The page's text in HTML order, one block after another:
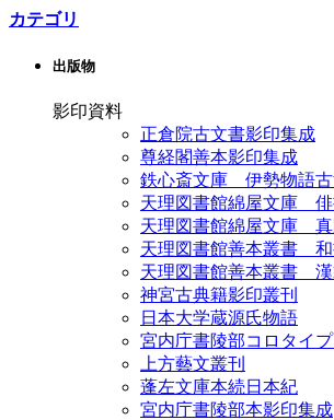
カテゴリ
出版物
影印資料
正倉院古文書影印集成
尊経閣善本影印集成
鉄心斎文庫 伊勢物語古
天理図書館綿屋文庫
天理図書館綿屋文庫
天理図書館善本叢書 和
天理図書館善本叢書 漢
神宮古典籍影印叢刊
日本大学蔵源氏物語
宮内庁書陵部コロタイ
上方藝文叢刊
蓬左文庫本続日本紀
宮内庁書陵部本影印集成